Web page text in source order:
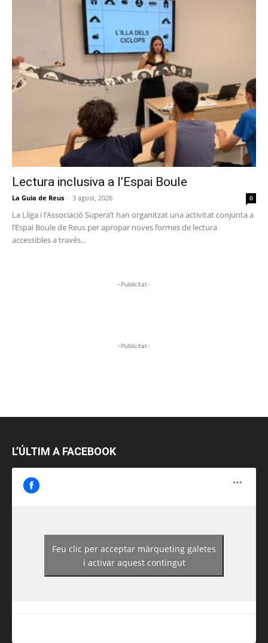
Lectura inclusiva a l’Espai Boule
La Guia de Reus - 3 agost, 2026 0
La Lliga i l’Associació Supera’t han organitzat una activitat conjunta a
l’Espai Boule de Reus per apropar noves formes de lectura
accessibles a través...
-Publicitat-
-Publicitat-
L’ÚLTIM A FACEBOOK
https://www.facebook.com/guiadereus/
Feu clic per acceptar màrqueting galetes
i activar aquest contingut